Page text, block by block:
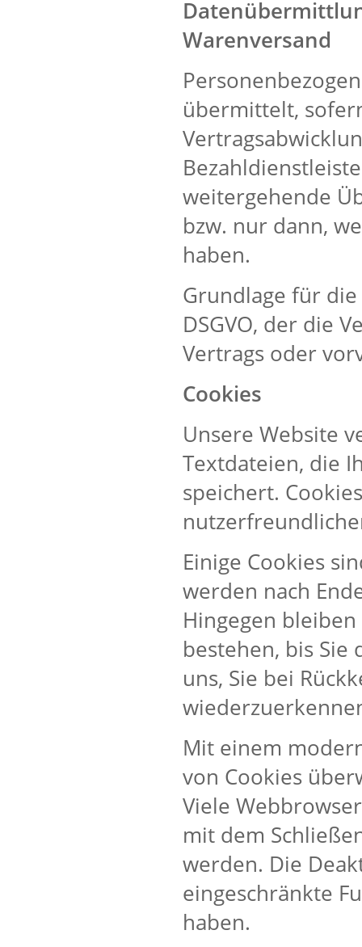
Warenversand
übermittelt,
weitergehende
bzw. nur dann,
haben.
Grundlage für
DSGVO, der die
Vertrags oder
Cookies
Unsere Website
Textdateien, die
speichert.
Einige Cookies
werden nach
Hingegen
bestehen, bis Sie
uns, Sie bei
Mit einem
von Cookies
Viele
mit dem
werden. Die
eingeschränkte
haben.